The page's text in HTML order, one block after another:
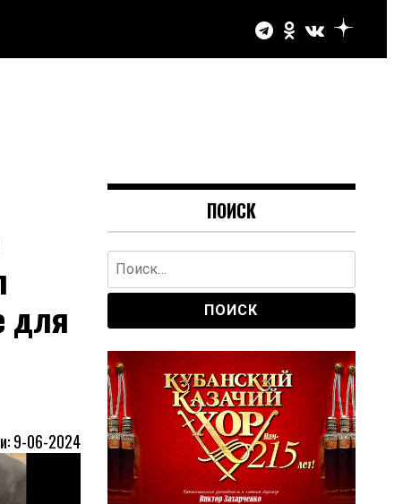
для
9-06-2024
ПОИСК
Найти: